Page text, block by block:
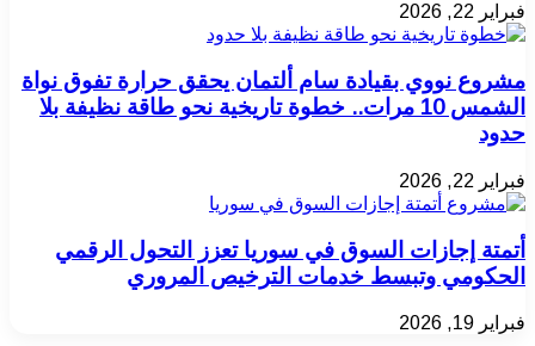
فبراير 22, 2026
مشروع نووي بقيادة سام ألتمان يحقق حرارة تفوق نواة
الشمس 10 مرات.. خطوة تاريخية نحو طاقة نظيفة بلا
حدود
فبراير 22, 2026
أتمتة إجازات السوق في سوريا تعزز التحول الرقمي
الحكومي وتبسط خدمات الترخيص المروري
فبراير 19, 2026